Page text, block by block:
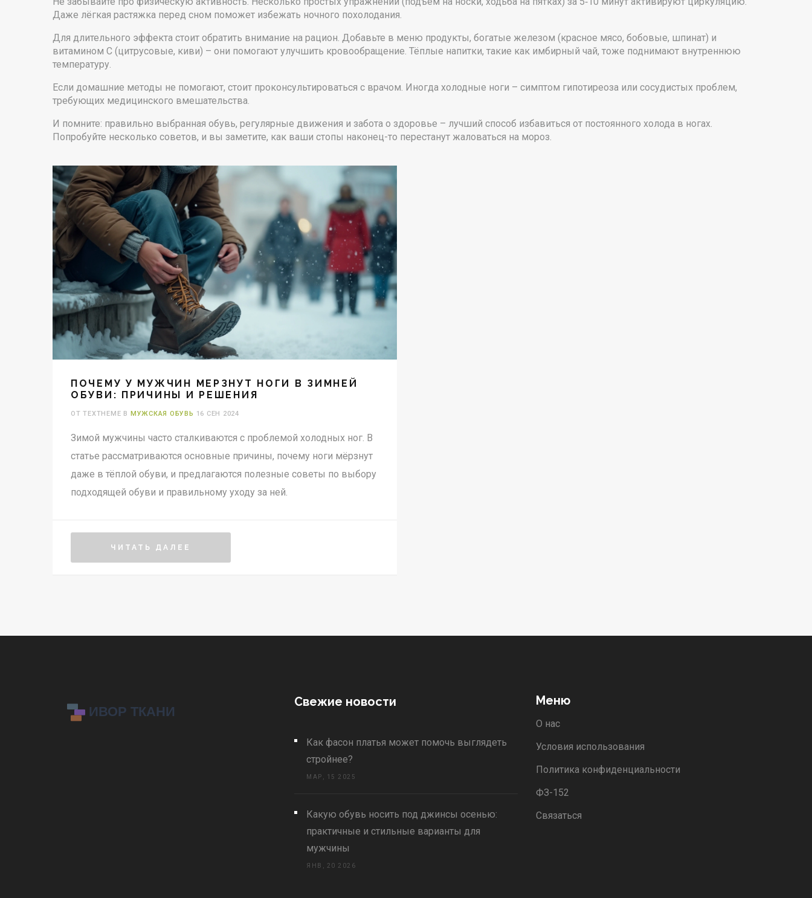
Даже лёгкая растяжка перед сном поможет избежать ночного похолодания.
Для длительного эффекта стоит обратить внимание на рацион. Добавьте в меню продукты, богатые железом (красное мясо, бобовые, шпинат) и
витамином С (цитрусовые, киви) – они помогают улучшить кровообращение. Тёплые напитки, такие как имбирный чай, тоже поднимают внутреннюю
температуру.
Если домашние методы не помогают, стоит проконсультироваться с врачом. Иногда холодные ноги – симптом гипотиреоза или сосудистых проблем,
требующих медицинского вмешательства.
И помните: правильно выбранная обувь, регулярные движения и забота о здоровье – лучший способ избавиться от постоянного холода в ногах.
Попробуйте несколько советов, и вы заметите, как ваши стопы наконец-то перестанут жаловаться на мороз.
ПОЧЕМУ У МУЖЧИН МЕРЗНУТ НОГИ В ЗИМНЕЙ
ОБУВИ: ПРИЧИНЫ И РЕШЕНИЯ
ОТ TEXTHEME В МУЖСКАЯ ОБУВЬ 16 СЕН 2024
Зимой мужчины часто сталкиваются с проблемой холодных ног. В
статье рассматриваются основные причины, почему ноги мёрзнут
даже в тёплой обуви, и предлагаются полезные советы по выбору
подходящей обуви и правильному уходу за ней.
ЧИТАТЬ ДАЛЕЕ
Свежие новости
Как фасон платья может помочь выглядеть
стройнее?
МАР, 15 2025
Какую обувь носить под джинсы осенью:
практичные и стильные варианты для
мужчины
ЯНВ, 20 2026
Меню
О нас
Условия использования
Политика конфиденциальности
ФЗ-152
Связаться